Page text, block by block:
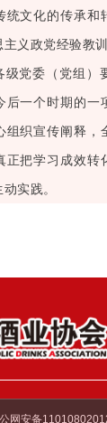
统文化的传承和
义政党经验教
级党委（党组
后一个时期的一
织宣传阐释，
正把学习成效转
实践。
网安备